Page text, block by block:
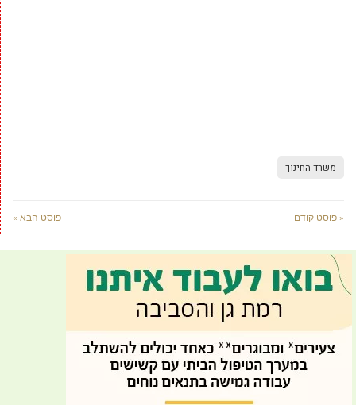
משרד החינוך
« פוסט קודם פוסט הבא »